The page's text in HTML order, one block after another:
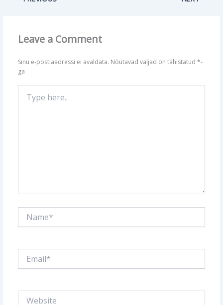
Leave a Comment
Sinu e-postiaadressi ei avaldata. Nõutavad väljad on tähistatud*-
ga
here..